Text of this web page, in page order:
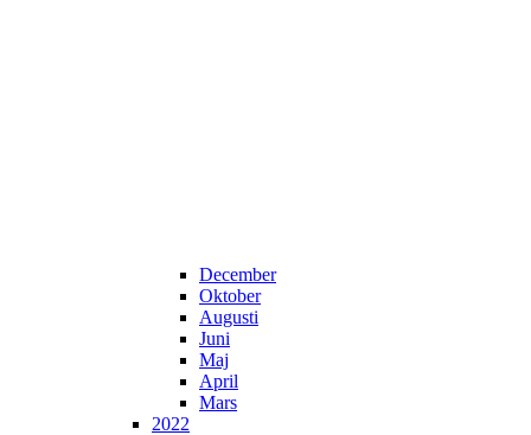
December
Oktober
Augusti
Juni
Maj
April
Mars
2022